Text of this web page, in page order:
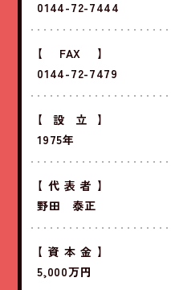
0144-72-7444
【FAX】
0144-72-7479
【設立】
1975年
【代表者】
野田 泰正
【資本金】
5,000万円